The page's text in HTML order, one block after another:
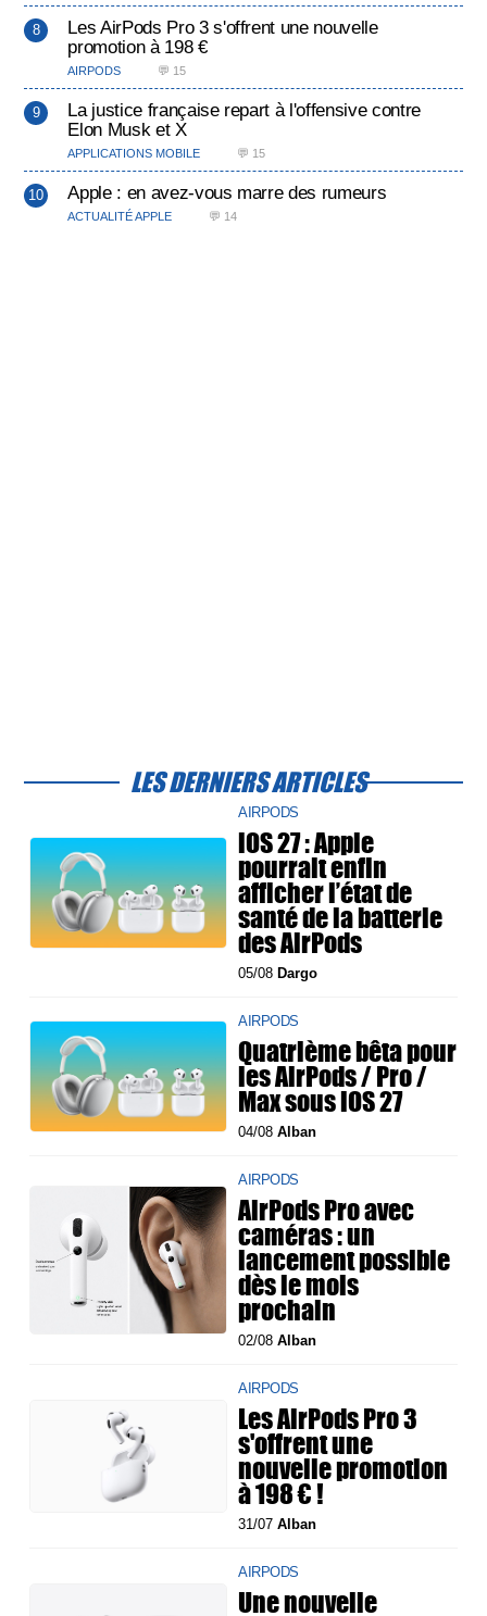
Les AirPods Pro 3 s'offrent une nouvelle
promotion à 198 €
AIRPODS 💬 15
La justice française repart à l'offensive contre
Elon Musk et X
APPLICATIONS MOBILE 💬 15
Apple : en avez-vous marre des rumeurs
ACTUALITÉ APPLE 💬 14
LES DERNIERS ARTICLES
AIRPODS
iOS 27 : Apple
pourrait enfin
afficher l’état de
santé de la batterie
des AirPods
05/08 Dargo
AIRPODS
Quatrième bêta pour
les AirPods / Pro /
Max sous iOS 27
04/08Alban
AIRPODS
AirPods Pro avec
caméras : un
lancement possible
dès le mois
prochain
02/08Alban
AIRPODS
Les AirPods Pro 3
s'offrent une
nouvelle promotion
à 198 € !
31/07Alban
AIRPODS
Une nouvelle